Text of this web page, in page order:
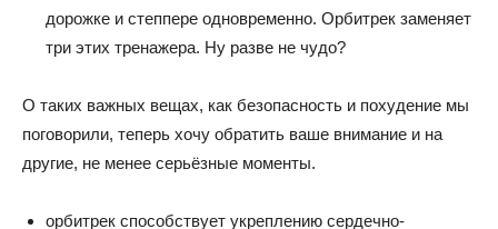
дорожке и степпере одновременно. Орбитрек заменяет
три этих тренажера. Ну разве не чудо?
О таких важных вещах, как безопасность и похудение мы
поговорили, теперь хочу обратить ваше внимание и на
другие, не менее серьёзные моменты.
орбитрек способствует укреплению сердечно-